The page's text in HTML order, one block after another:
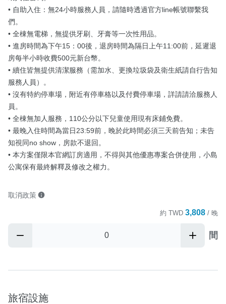
• 自助入住：無24小時服務人員，請隨時透過官方line帳號聯繫我
們。
• 全棟無電梯，無提供牙刷、牙膏等一次性用品。
• 進房時間為下午15：00後，退房時間為隔日上午11:00前，延遲退
房每半小時收費500元新台幣。
• 續住皆無提供清潔服務（需加水、更換垃圾袋及衛生紙請自行告知
服務人員）。
• 沒有特約停車場，附近有停車格以及付費停車場，詳請請洽服務人
員。
• 全棟無加人服務，110公分以下兒童使用現有床鋪免費。
• 最晚入住時間為當日23:59前，晚於此時間必須三天前告知；未告
知視同no show，房款不退回。
• 本方案僅限本官網訂房適用，不得與其他優惠專案合併使用，小島
公寓保有最終解釋及修改之權力。
取消政策
約 TWD 3,808 / 晚
間
旅宿設施